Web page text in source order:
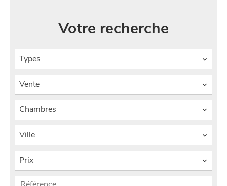
Votre recherche
Types
Vente
Chambres
Ville
Prix